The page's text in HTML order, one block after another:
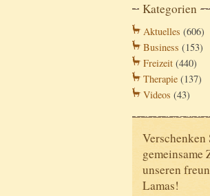
Kategorien
Aktuelles (606)
Business (153)
Freizeit (440)
Therapie (137)
Videos (43)
Verschenken
gemeinsame
unseren
Lamas!